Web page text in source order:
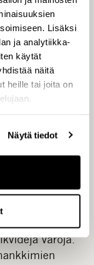
Lisäksi
ja analytiikka-
käytät
näitä
heille tai joita on
Näytä tiedot
hankituista
Pörssin ja
ohjeiden ja
oman
osakkeen
muutoin
sen
varoja.